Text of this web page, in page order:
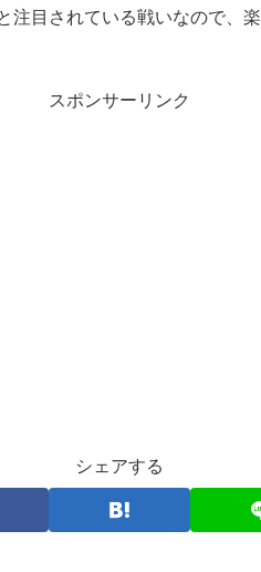
目されている戦いなので、
スポンサーリンク
シェアする